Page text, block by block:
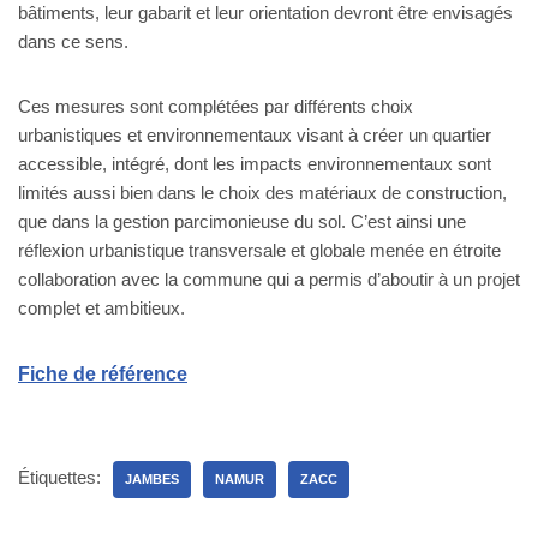
bâtiments, leur gabarit et leur orientation devront être envisagés
dans ce sens.
Ces mesures sont complétées par différents choix
urbanistiques et environnementaux visant à créer un quartier
accessible, intégré, dont les impacts environnementaux sont
limités aussi bien dans le choix des matériaux de construction,
que dans la gestion parcimonieuse du sol. C’est ainsi une
réflexion urbanistique transversale et globale menée en étroite
collaboration avec la commune qui a permis d’aboutir à un projet
complet et ambitieux.
Fiche de référence
Étiquettes: JAMBES NAMUR ZACC